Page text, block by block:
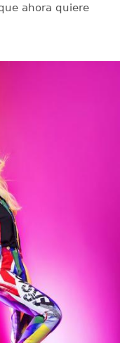
ahora quiere